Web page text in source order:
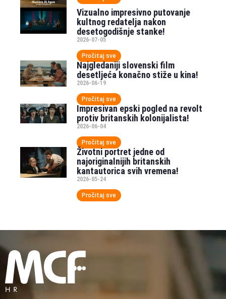
Vizualno impresivno putovanje
kultnog redatelja nakon
desetogodišnje stanke!
2026-07-05
Pročitaj sve
Najgledaniji slovenski film
desetljeća konačno stiže u kina!
2026-06-19
Pročitaj sve
Impresivan epski pogled na revolt
protiv britanskih kolonijalista!
2026-06-04
Pročitaj sve
Životni portret jedne od
najoriginalnijih britanskih
kantautorica svih vremena!
2026-05-24
Pročitaj sve